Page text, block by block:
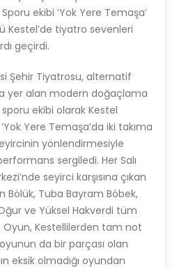
ekibi ‘Yok Yere Temaşa’
Kestel’de tiyatro sevenleri
geçirdi.
Şehir Tiyatrosu, alternatif
yer alan modern doğaçlama
ekibi olarak Kestel
Yere Temaşa’da iki takıma
yönlendirmesiyle
sergiledi. Her Salı
seyirci karşısına çıkan
Bölük, Tuba Bayram Böbek,
ve Yüksel Hakverdi tüm
Oyun, Kestellilerden tam not
da bir parçası olan
eksik olmadığı oyundan